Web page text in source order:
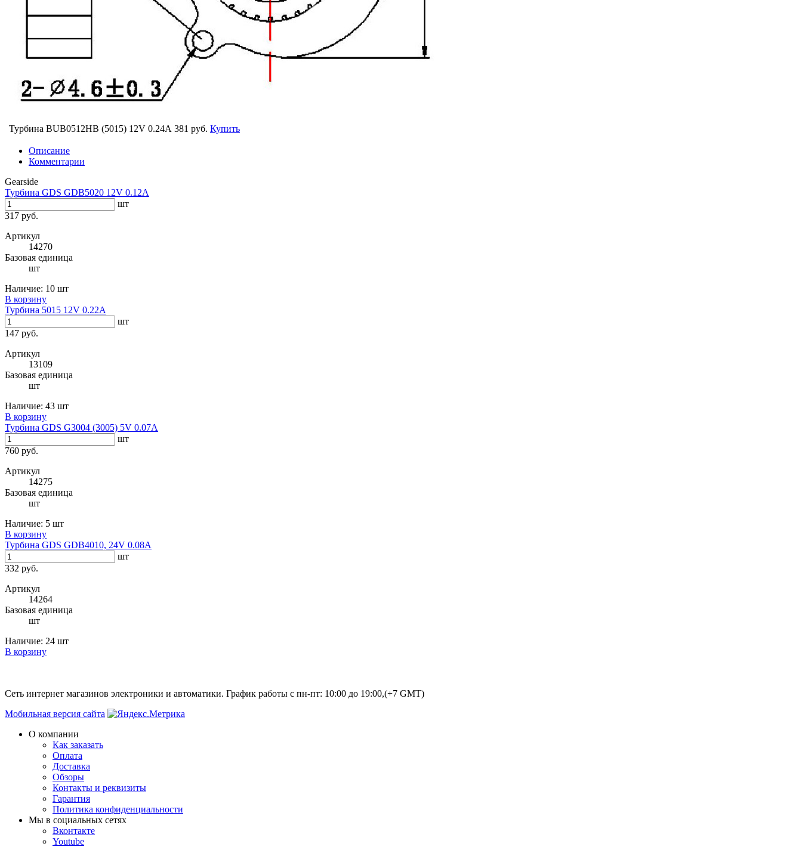
Турбина BUB0512HB (5015) 12V 0.24A 381 руб. Купить
Описание
Комментарии
Gearside
Турбина GDS GDB5020 12V 0.12A
шт
317 руб.
Артикул
14270
Базовая единица
шт
Наличие: 10 шт
В корзину
Турбина 5015 12V 0.22A
шт
147 руб.
Артикул
13109
Базовая единица
шт
Наличие: 43 шт
В корзину
Турбина GDS G3004 (3005) 5V 0.07A
шт
760 руб.
Артикул
14275
Базовая единица
шт
Наличие: 5 шт
В корзину
Турбина GDS GDB4010, 24V 0.08A
шт
332 руб.
Артикул
14264
Базовая единица
шт
Наличие: 24 шт
В корзину
Сеть интернет магазинов электроники и автоматики. График работы с пн-пт: 10:00 до 19:00,(+7 GMT)
Мобильная версия сайта
О компании
Как заказать
Оплата
Доставка
Обзоры
Контакты и реквизиты
Гарантия
Политика конфиденциальности
Мы в cоциальных сетях
Вконтакте
Youtube